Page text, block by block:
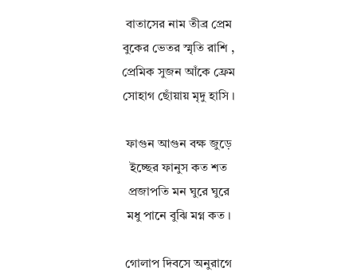
বাতাসের নাম‌ তীব্র প্রেম
বুকের ভেতর স্মৃতি রাশি ,
প্রেমিক সুজন আঁকে ফ্রেম
সোহাগ ছোঁয়ায় মৃদু হাসি।
ফাগুন আগুন বক্ষ জুড়ে
ইচ্ছের ফানুস কত শত
প্রজাপতি মন ঘুরে ঘুরে
মধু পানে বুঝি মগ্ন কত।
গোলাপ দিবসে অনুরাগে